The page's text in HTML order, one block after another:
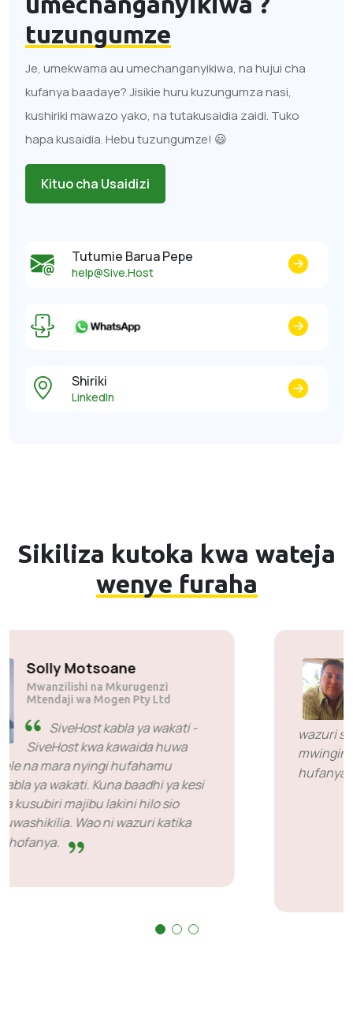
tuzungumze
Je, umekwama au umechanganyikiwa, na hujui cha
kufanya baadaye? Jisikie huru kuzungumza nasi,
kushiriki mawazo yako, na tutakusaidia zaidi. Tuko
hapa kusaidia. Hebu tuzungumze! 😃
Kituo cha Usaidizi
Tutumie Barua Pepe
help@Sive.Host
Shiriki
LinkedIn
Sikiliza kutoka kwa wateja
wenye furaha
Solly Motsoane
Mwanzilishi na Mkurugenzi
Mtendaji wa Mogen Pty Ltd
SiveHost kabla ya wakati -
SiveHost kwa kawaida huwa
hatua mbele na mara nyingi hufahamu
masuala kabla ya wakati. Kuna baadhi ya kesi
nililazimika kusubiri majibu lakini hilo sio
jambo la kuwashikilia. Wao ni wazuri katika
kile wanachofanya.